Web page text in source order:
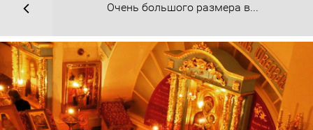
Очень большого размера в...